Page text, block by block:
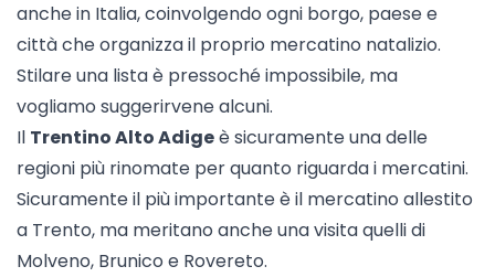
anche in Italia, coinvolgendo ogni borgo, paese e
città che organizza il proprio mercatino natalizio.
Stilare una lista è pressoché impossibile, ma
vogliamo suggerirvene alcuni.
Il Trentino Alto Adigeè sicuramente una delle
regioni più rinomate per quanto riguarda i mercatini.
Sicuramente il più importante è il mercatino allestito
a Trento, ma meritano anche una visita quelli di
Molveno, Brunico e Rovereto.